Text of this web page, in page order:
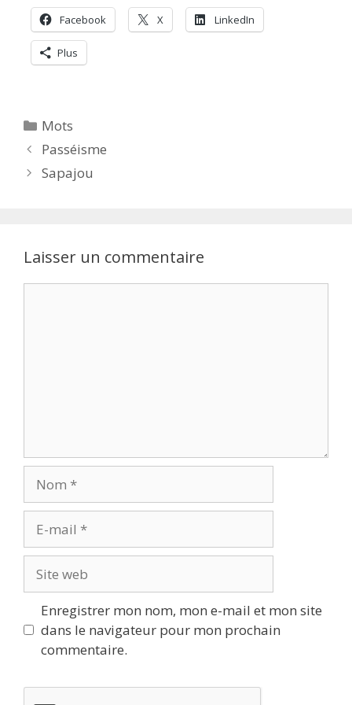
Facebook X LinkedIn
Plus
Catégories
Mots
Passéisme
Sapajou
Laisser un commentaire
mail
web
Enregistrer mon nom, mon e-mail et mon site
dans le navigateur pour mon prochain
commentaire.